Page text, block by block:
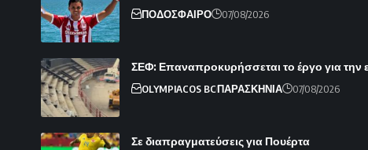
ΠΟΔΟΣΦΑΙΡΟ 07/08/2026
ΣΕΦ: Επαναπροκυρήσσεται το έργο για την
OLYMPIACOS BCΠΑΡΑΣΚΗΝΙΑ 07/08/2026
Σε διαπραγματεύσεις για Πουέρτα